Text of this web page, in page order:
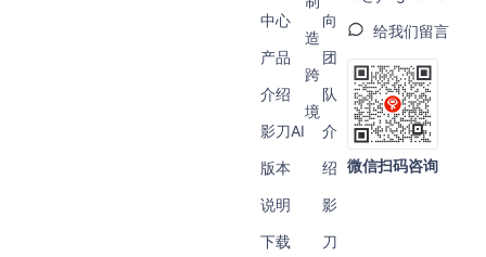
中心
产品
介绍
影刀AI
版本
说明
下载
造
跨
境
向
团
队
介
绍
影
刀
给我们留言
微信扫码咨询